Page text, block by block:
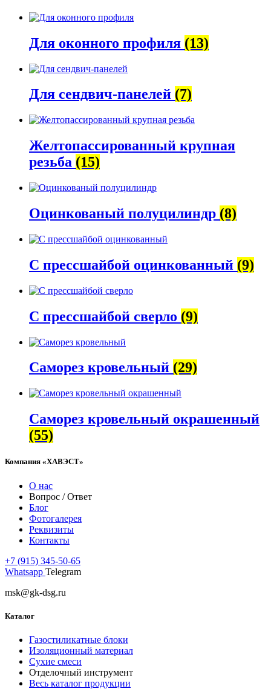
Для оконного профиля (13)
Для сендвич-панелей (7)
Желтопассированный крупная
резьба (15)
Оцинкованый полуцилиндр (8)
С прессшайбой оцинкованный (9)
С прессшайбой сверло (9)
Саморез кровельный (29)
Саморез кровельный окрашенный
(55)
Компания «ХАВЭСТ»
О нас
Вопрос / Ответ
Блог
Фотогалерея
Реквизиты
Контакты
+7 (915) 345-50-65
Whatsapp Telegram
msk@gk-dsg.ru
Каталог
Газостиликатные блоки
Изоляционный материал
Сухие смеси
Отделочный инструмент
Весь каталог продукции